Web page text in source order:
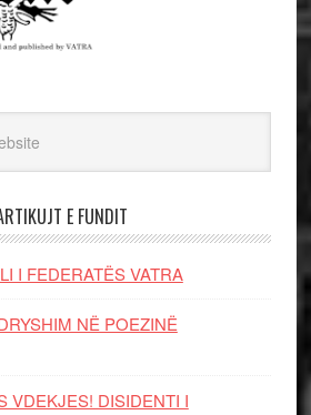
E FUNDIT
I FEDERATËS VATRA
NË POEZINË
VDEKJES! DISIDENTI I